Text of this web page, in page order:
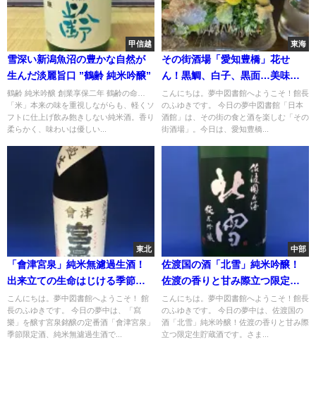
甲信越
雪深い新潟魚沼の豊かな自然が
生んだ淡麗旨口 ”鶴齢 純米吟醸”
鶴齢 純米吟醸 創業享保二年 鶴齢の命…
「米」本来の味を重視しながらも、軽くソ
フトに仕上げ飲み飽きしない純米酒。香り
柔らかく、味わいは優しい...
東海
その街酒場「愛知豊橋」花せ
ん！黒鯛、白子、黒面…美味し
い料理と美味しいお酒と
こんにちは。夢中図書館へようこそ！館長
のふゆきです。 今日の夢中図書館「日本
酒館」は、その街の食と酒を楽しむ「その
街酒場」。今日は、愛知豊橋...
東北
「會津宮泉」純米無濾過生酒！
出来立ての生命はじける季節限
定酒
こんにちは。夢中図書館へようこそ！ 館
長のふゆきです。 今日の夢中は、「寫
樂」を醸す宮泉銘醸の定番酒「會津宮泉」
季節限定酒、純米無濾過生酒で...
中部
佐渡国の酒「北雪」純米吟醸！
佐渡の香りと甘み際立つ限定生
貯蔵酒
こんにちは。夢中図書館へようこそ！館長
のふゆきです。 今日の夢中は、佐渡国の
酒「北雪」純米吟醸！佐渡の香りと甘み際
立つ限定生貯蔵酒です。さま...